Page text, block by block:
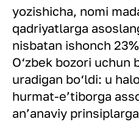
yozishicha, nomi
qadriyatlarga
nisbatan ishonch
O‘zbek bozori uchun
uradigan bo‘ldi: u
hurmat-e’tiborga
an’anaviy